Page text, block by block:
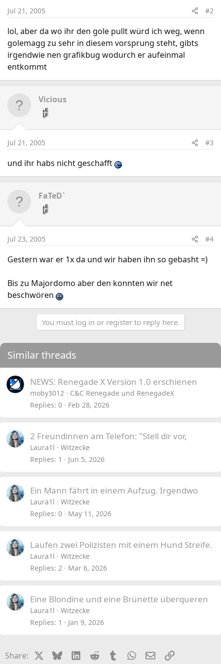
Jul 21, 2005 #2
lol, aber da wo ihr den gole pullt würd ich weg, wenn
golemagg zu sehr in diesem vorsprung steht, gibts
irgendwie nen grafikbug wodurch er aufeinmal
entkommt
Vicious
Jul 21, 2005 #3
und ihr habs nicht geschafft
FaTeD`
Jul 23, 2005 #4
Gestern war er 1x da und wir haben ihn so gebasht =)
Bis zu Majordomo aber den konnten wir net
beschwören
You must log in or register to reply here.
Similar threads
NEWS: Renegade X Version 1.0 erschienen
moby3012
C&C Renegade und RenegadeX
Replies 0 Feb 28, 2026
2 Freundinnen am Telefon: "Stell dir vor,
Laura1l
Witzecke
Replies 1 Jun 5, 2026
Ein Mann fährt in einem Aufzug. Irgendwo
Laura1l
Witzecke
Replies 0 May 11, 2026
Laufen zwei Polizisten mit einem Hund Streife.
Laura1l
Witzecke
Replies 2 Mar 6, 2026
Eine Blondine und eine Brünette überqueren
Laura1l
Witzecke
Replies 1 Jan 9, 2026
Share: BlueskyLinkedIn
Reddit TumblrWhatsApp
EmailLink